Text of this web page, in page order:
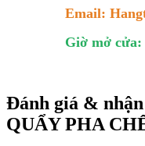
Email:
Giờ mở
Đánh giá &
QUẨY PHA